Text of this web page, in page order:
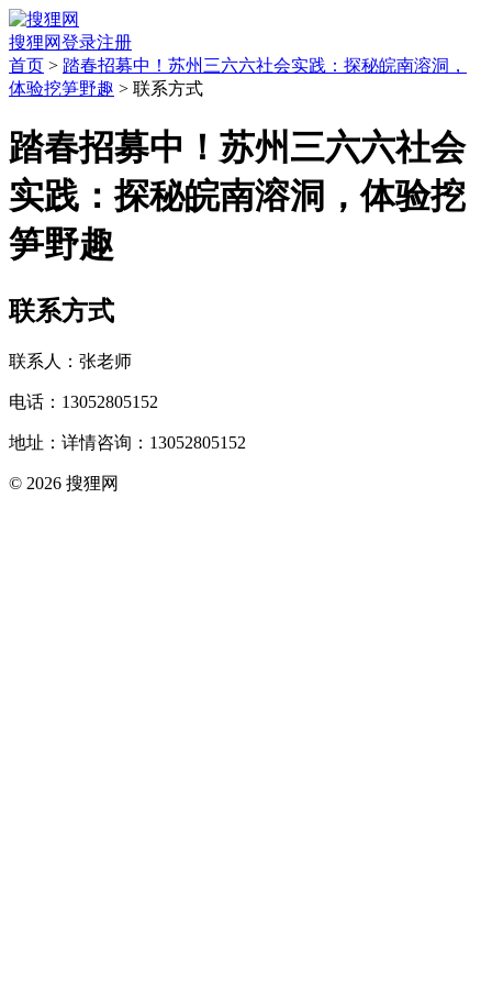
搜狸网登录注册
首页 > 踏春招募中！苏州三六六社会实践：探秘皖南溶洞，
体验挖笋野趣 > 联系方式
踏春招募中！苏州三六六社会
实践：探秘皖南溶洞，体验挖
笋野趣
联系方式
联系人：张老师
电话：13052805152
地址：详情咨询：13052805152
© 2026 搜狸网